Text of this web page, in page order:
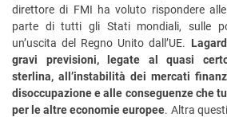
direttore di FMI ha voluto rispondere
parte di tutti gli Stati mondiali, sulle
un’uscita del Regno Unito dall’UE.
gravi previsioni, legate al quasi
sterlina, all’instabilità dei mercati
disoccupazione e alle conseguenze che
per le altre economie europee. Altra